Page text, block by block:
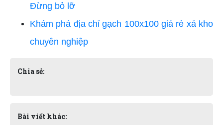
Đừng bỏ lỡ
Khám phá địa chỉ gạch 100x100 giá rẻ xả kho
chuyên nghiệp
Chia sẻ:
Bài viết khác: